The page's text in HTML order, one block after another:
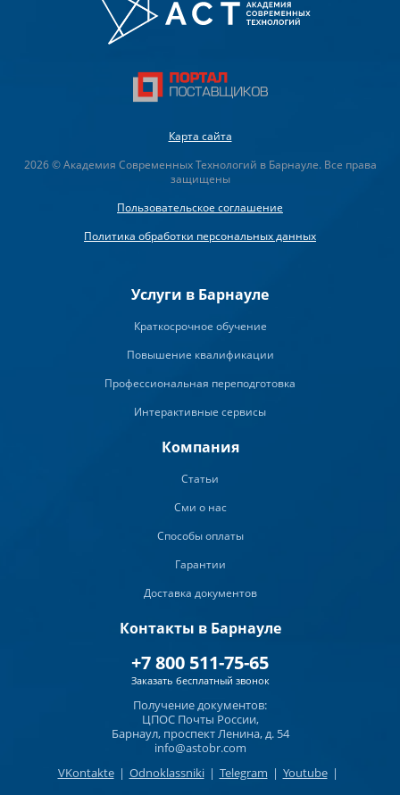
Карта сайта
2026 © Академия Современных Технологий в Барнауле. Все права
защищены
Пользовательское соглашение
Политика обработки персональных данных
Услуги в Барнауле
Краткосрочное обучение
Повышение квалификации
Профессиональная переподготовка
Интерактивные сервисы
Компания
Статьи
Сми о нас
Способы оплаты
Гарантии
Доставка документов
Контакты в Барнауле
+7 800 511-75-65
Заказать бесплатный звонок
Получение документов:
ЦПОС Почты России,
Барнаул, проспект Ленина, д. 54
info@astobr.com
VKontakte | Odnoklassniki | Telegram | Youtube |